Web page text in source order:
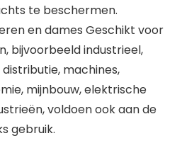
te beschermen.
en dames Geschikt voor
bijvoorbeeld industrieel,
machines,
mijnbouw, elektrische
voldoen ook aan de
gebruik.